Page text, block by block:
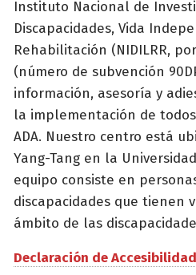
Instituto Nacional de
Discapacidades, Vida
Rehabilitación (NIDILRR,
(número de subvención
información, asesoría y
la implementación de
ADA. Nuestro centro está
Yang-Tang en la
equipo consiste en
discapacidades que tienen
ámbito de las
Declaración de Accesibilidad